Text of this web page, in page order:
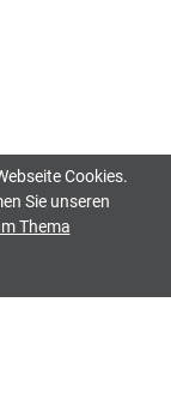
Cookies.
Sie unseren
Thema